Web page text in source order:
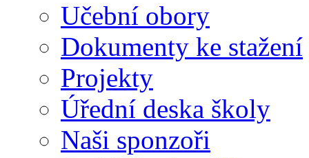
Učební obory
Dokumenty ke stažení
Projekty
Úřední deska školy
Naši sponzoři